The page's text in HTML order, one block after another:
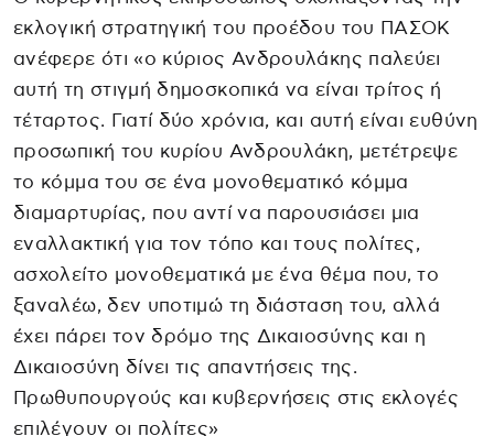
εκλογική στρατηγική του προέδου του ΠΑΣΟΚ
ανέφερε ότι «ο κύριος Ανδρουλάκης παλεύει
αυτή τη στιγμή δημοσκοπικά να είναι τρίτος ή
τέταρτος. Γιατί δύο χρόνια, και αυτή είναι ευθύνη
προσωπική του κυρίου Ανδρουλάκη, μετέτρεψε
το κόμμα του σε ένα μονοθεματικό κόμμα
διαμαρτυρίας, που αντί να παρουσιάσει μια
εναλλακτική για τον τόπο και τους πολίτες,
ασχολείτο μονοθεματικά με ένα θέμα που, το
ξαναλέω, δεν υποτιμώ τη διάσταση του, αλλά
έχει πάρει τον δρόμο της Δικαιοσύνης και η
Δικαιοσύνη δίνει τις απαντήσεις της.
Πρωθυπουργούς και κυβερνήσεις στις εκλογές
επιλέγουν οι πολίτες»